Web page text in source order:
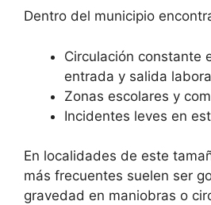
Dentro del municipio
Circulación constante
entrada y salida
Zonas escolares y
Incidentes leves en
En localidades de este
más frecuentes suelen ser
gravedad en maniobras o